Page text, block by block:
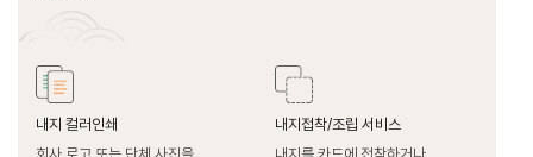
내지 컬러인쇄
내지접착/조립 서비스